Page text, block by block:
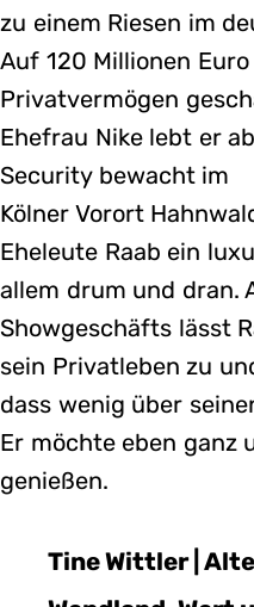
zu einem Riesen im
Auf 120 Millionen
Privatvermögen
Ehefrau Nike lebt er
Security bewacht im
Kölner Vorort
Eheleute Raab ein
allem drum und dran.
Showgeschäfts lässt
sein Privatleben zu
dass wenig über
Er möchte eben ganz
genießen.
Tine Wittler |